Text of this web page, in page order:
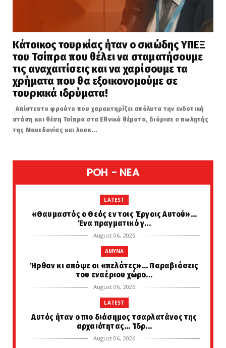
Κάτοικος τουρκίας ήταν ο σκιώδης ΥΠΕΞ
του Τσίπρα που θέλει να σταματήσουμε
τις αναχαιτίσεις και να χαρίσουμε τα
χρήματα που θα εξοικονομούμε σε
τουρκικά ιδρύματα!
Απίστευτο φρούτο που χαρακτηρίζει απόλυτα την ενδοτική
στάση και θέση Τσίπρα στα Εθνικά θέματα, διόρισε ο πωλητής
της Μακεδονίας και λουκ...
POH - NEA
LATEST
«Θαυμαστός ο Θεός εν τοις Έργοις Αυτού»...
Ένα πραγματικό γ...
August 06, 2026
AMYNA
Ήρθαν κι απόψε οι «πελάτες»... Παραβιάσεις
του εναέριου χώρο...
August 06, 2026
LATEST
Αυτός ήταν ο πιο διάσημος τσαρλατάνος της
αρχαιότητας... Ίδρ...
August 06, 2026